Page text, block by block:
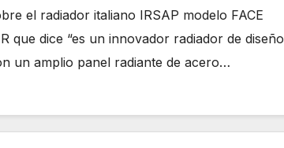
que otros?
el radiador italiano IRSAP modelo FACE
que dice “es un innovador radiador de diseño
un amplio panel radiante de acero…